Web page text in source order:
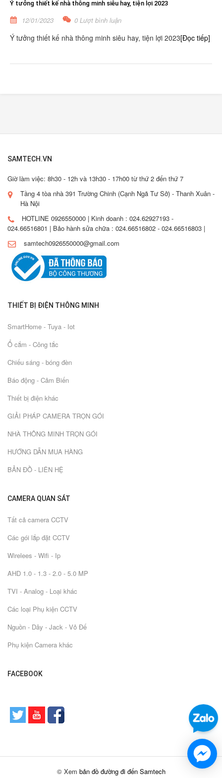
Ý tưởng thiết kế nhà thông minh siêu hay, tiện lợi 2023
12/01/2023 0 Lượt bình luận
Ý tưởng thiết kế nhà thông minh siêu hay, tiện lợi 2023[Đọc tiếp]
SAMTECH.VN
Giờ làm việc: 8h30 - 12h và 13h30 - 17h00 từ thứ 2 đến thứ 7
Tầng 4 tòa nhà 391 Trường Chinh (Cạnh Ngã Tư Sở) - Thanh Xuân -
Hà Nội
HOTLINE 0926550000 | Kinh doanh : 024.62927193 -
024.66516801 | Bảo hành sửa chữa : 024.66516802 - 024.66516803 |
samtech0926550000@gmail.com
THIẾT BỊ ĐIỆN THÔNG MINH
SmartHome - Tuya - Iot
Ổ cắm - Công tắc
Chiếu sáng - bóng đèn
Báo động - Cảm Biến
Thiết bị điện khác
GIẢI PHÁP CAMERA TRỌN GÓI
NHÀ THÔNG MINH TRỌN GÓI
HƯỚNG DẪN MUA HÀNG
BẢN ĐỒ - LIÊN HỆ
CAMERA QUAN SÁT
Tất cả camera CCTV
Các gói lắp đặt CCTV
Wirelees - Wifi - Ip
AHD 1.0 - 1.3 - 2.0 - 5.0 MP
TVI - Analog - Loại khác
Các loại Phụ kiện CCTV
Nguồn - Dây - Jack - Vỏ Đế
Phụ kiện Camera khác
FACEBOOK
© Xem bản đồ đường đi đến Samtech